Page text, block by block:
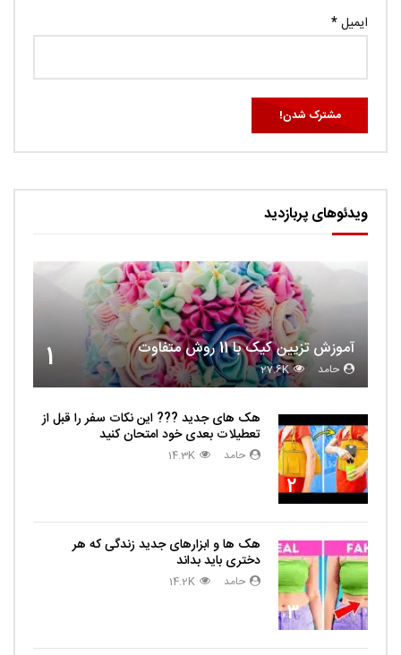
ایمیل*
ویدئوهای پربازدید
1 آموزش تزیین کیک با 11 روش متفاوت
حامد 27.6K
2
هک های جدید ??️? این نکات سفر را قبل از
تعطیلات بعدی خود امتحان کنید
حامد 14.3K
3
هک ها و ابزارهای جدید زندگی که هر
دختری باید بداند
حامد 14.2K